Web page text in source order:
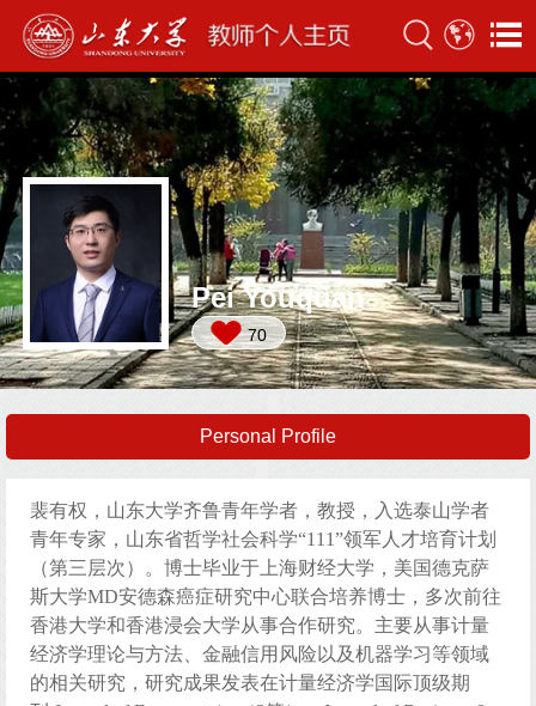
Pei Youquan
70
Personal Profile
裴有权，山东大学齐鲁青年学者， 教授，入选泰山学者
青年专家，山东省哲学社会科学“111”领军人才培育计划
（第三层次）。博士毕业于上海财经大学，美国德克萨
斯大学MD安德森癌症研究中心联合培养博士，多次前往
香港大学和香港浸会大学从事合作研究。主要从事计量
经济学理论与方法、金融信用风险以及机器学习等领域
的相关研究，研究成果发表在计量经济学国际顶级期